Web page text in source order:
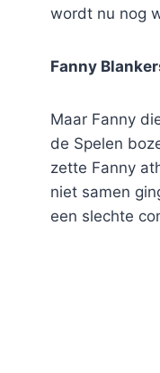
wordt nu nog
Fanny
Maar Fanny
de Spelen
zette Fanny
niet samen
een slechte